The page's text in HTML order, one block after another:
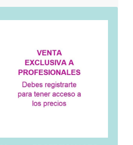
Disponemos de toda clase de